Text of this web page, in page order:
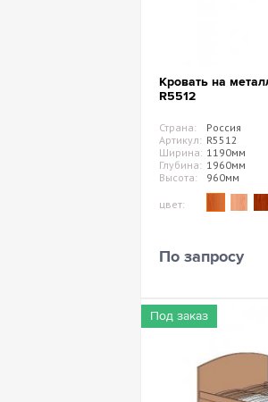
Кровать на
R5512
Страна:
Россия
Артикул: R5512
Ширина: 1190мм
Глубина: 1960мм
Высота:
960мм
цвет:
По запросу
Под заказ